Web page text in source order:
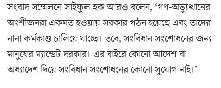
সংবাদ সম্মেলনে সাইফুল হক আরও বলেন, ‘গণ-অভ্যুত্থানের
অংশীজনরা একমত হওয়ায় সরকার গঠন হয়েছে এবং তাদের
নানা কর্মকাণ্ড চালিয়ে যাচ্ছে। তবে, সংবিধান সংশোধনের জন্য
মানুষের ম্যান্ডেট দরকার। এর বাইরে কোনো আদেশ বা
অধ্যাদেশ দিয়ে সংবিধান সংশোধনের কোনো সুযোগ নাই।’